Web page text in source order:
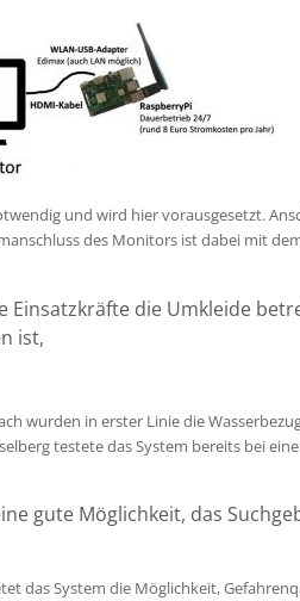
und wird hier vorausgesetzt.
des Monitors ist dabei mit
die Umkleide
ist,
wurden in erster Linie die
testete das System bereits bei
gute Möglichkeit, das
das System die Möglichkeit,